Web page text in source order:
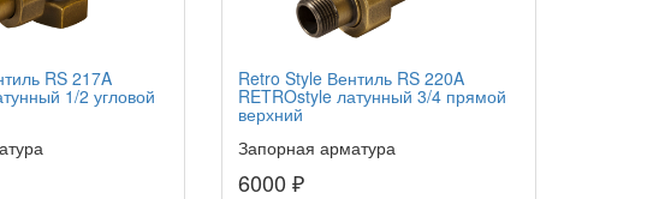
RS 217A
1/2 угловой
Retro Style Вентиль RS 220A
RETROstyle латунный 3/4 прямой
верхний
Запорная арматура
6000 ₽